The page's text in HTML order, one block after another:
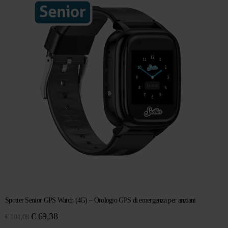
Spotter Senior GPS Watch (4G) – Orologio GPS di emergenza per anziani
€ 104,08 Il
€ 69,38Il